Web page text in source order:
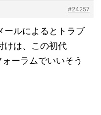
#24257
ールによるとトラブ
けは、この初代
ーラムでいいそう